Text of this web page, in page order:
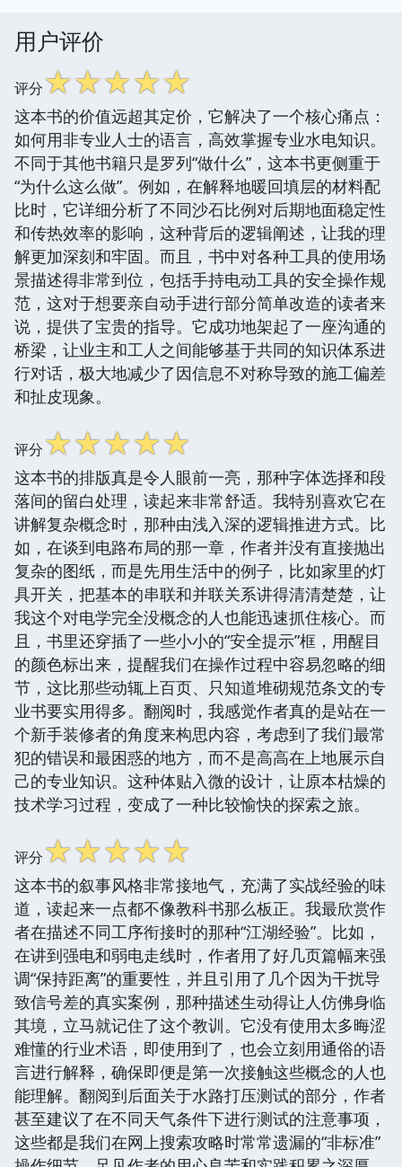
用户评价
评分☆☆☆☆☆
这本书的价值远超其定价，它解决了一个核心痛点：
如何用非专业人士的语言，高效掌握专业水电知识。
不同于其他书籍只是罗列“做什么”，这本书更侧重于
“为什么这么做”。例如，在解释地暖回填层的材料配
比时，它详细分析了不同沙石比例对后期地面稳定性
和传热效率的影响，这种背后的逻辑阐述，让我的理
解更加深刻和牢固。而且，书中对各种工具的使用场
景描述得非常到位，包括手持电动工具的安全操作规
范，这对于想要亲自动手进行部分简单改造的读者来
说，提供了宝贵的指导。它成功地架起了一座沟通的
桥梁，让业主和工人之间能够基于共同的知识体系进
行对话，极大地减少了因信息不对称导致的施工偏差
和扯皮现象。
评分☆☆☆☆☆
这本书的排版真是令人眼前一亮，那种字体选择和段
落间的留白处理，读起来非常舒适。我特别喜欢它在
讲解复杂概念时，那种由浅入深的逻辑推进方式。比
如，在谈到电路布局的那一章，作者并没有直接抛出
复杂的图纸，而是先用生活中的例子，比如家里的灯
具开关，把基本的串联和并联关系讲得清清楚楚，让
我这个对电学完全没概念的人也能迅速抓住核心。而
且，书里还穿插了一些小小的“安全提示”框，用醒目
的颜色标出来，提醒我们在操作过程中容易忽略的细
节，这比那些动辄上百页、只知道堆砌规范条文的专
业书要实用得多。翻阅时，我感觉作者真的是站在一
个新手装修者的角度来构思内容，考虑到了我们最常
犯的错误和最困惑的地方，而不是高高在上地展示自
己的专业知识。这种体贴入微的设计，让原本枯燥的
技术学习过程，变成了一种比较愉快的探索之旅。
评分☆☆☆☆☆
这本书的叙事风格非常接地气，充满了实战经验的味
道，读起来一点都不像教科书那么板正。我最欣赏作
者在描述不同工序衔接时的那种“江湖经验”。比如，
在讲到强电和弱电走线时，作者用了好几页篇幅来强
调“保持距离”的重要性，并且引用了几个因为干扰导
致信号差的真实案例，那种描述生动得让人仿佛身临
其境，立马就记住了这个教训。它没有使用太多晦涩
难懂的行业术语，即使用到了，也会立刻用通俗的语
言进行解释，确保即便是第一次接触这些概念的人也
能理解。翻阅到后面关于水路打压测试的部分，作者
甚至建议了在不同天气条件下进行测试的注意事项，
这些都是我们在网上搜索攻略时常常遗漏的“非标准”